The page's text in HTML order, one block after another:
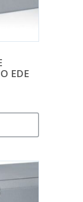
EDE